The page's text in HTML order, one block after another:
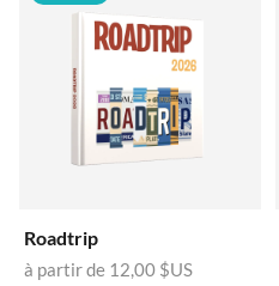
Roadtrip
à partir de 12,00 $US